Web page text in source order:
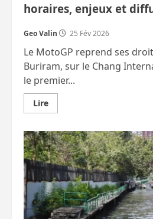
horaires, enjeux et
Geo Valin 25 Fév 2026
Le MotoGP reprend ses
Buriram, sur le Chang
le premier...
LireEn
savoir
MotoGP
Thaïlande
Buriram
2026
horaires,
enjeux
et
diffusion
TV